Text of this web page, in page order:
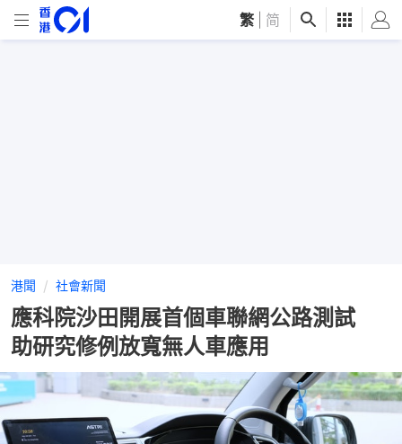
繁 简
港聞 社會新聞
應科院沙田開展首個車聯網公路測試
助研究修例放寬無人車應用